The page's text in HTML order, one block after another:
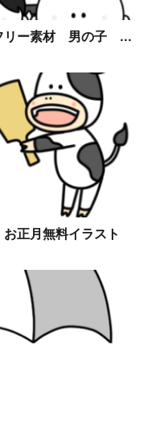
リー素材 男の子 ...
正月無料イラスト